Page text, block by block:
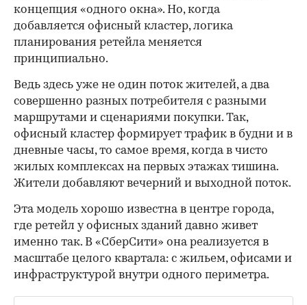
концепция «одного окна». Но, когда
добавляется офисный кластер, логика
планирования ретейла меняется
принципиально.
Ведь здесь уже не один поток жителей, а два
совершенно разных потребителя с разными
маршрутами и сценариями покупки. Так,
офисный кластер формирует трафик в будни и в
дневные часы, то самое время, когда в чисто
жилых комплексах на первых этажах тишина.
Жители добавляют вечерний и выходной поток.
Эта модель хорошо известна в центре города,
где ретейл у офисных зданий давно живет
именно так. В «СберСити» она реализуется в
масштабе целого квартала: с жильем, офисами и
инфраструктурой внутри одного периметра.